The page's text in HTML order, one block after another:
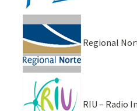
Regional
RIU – Radio